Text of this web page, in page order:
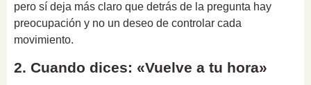
pero sí deja más claro que detrás de la pregunta hay
preocupación y no un deseo de controlar cada
movimiento.
2. Cuando dices: «Vuelve a tu hora»